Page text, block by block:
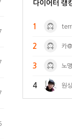
다이어터 랭
1
2 카
3 노
4 원